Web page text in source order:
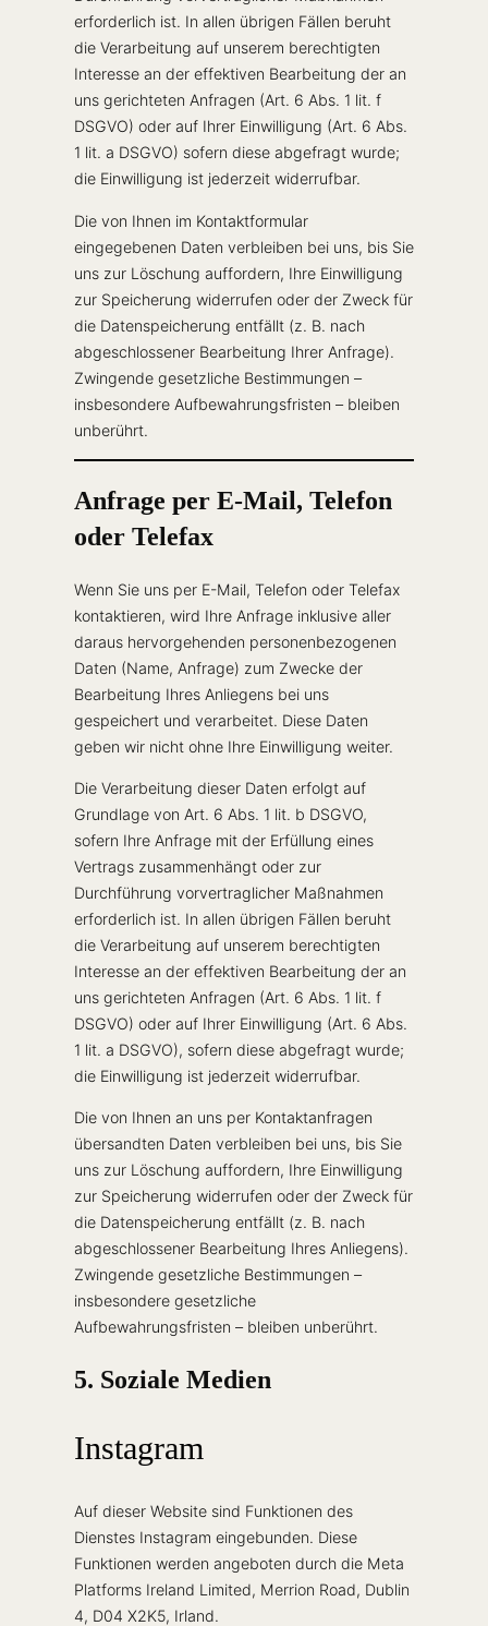
erforderlich ist. In allen übrigen Fällen beruht
die Verarbeitung auf unserem berechtigten
Interesse an der effektiven Bearbeitung der an
uns gerichteten Anfragen (Art. 6 Abs. 1 lit. f
DSGVO) oder auf Ihrer Einwilligung (Art. 6 Abs.
1 lit. a DSGVO) sofern diese abgefragt wurde;
die Einwilligung ist jederzeit widerrufbar.
Die von Ihnen im Kontaktformular
eingegebenen Daten verbleiben bei uns, bis Sie
uns zur Löschung auffordern, Ihre Einwilligung
zur Speicherung widerrufen oder der Zweck für
die Datenspeicherung entfällt (z. B. nach
abgeschlossener Bearbeitung Ihrer Anfrage).
Zwingende gesetzliche Bestimmungen –
insbesondere Aufbewahrungsfristen – bleiben
unberührt.
Anfrage per E-Mail, Telefon
oder Telefax
Wenn Sie uns per E-Mail, Telefon oder Telefax
kontaktieren, wird Ihre Anfrage inklusive aller
daraus hervorgehenden personenbezogenen
Daten (Name, Anfrage) zum Zwecke der
Bearbeitung Ihres Anliegens bei uns
gespeichert und verarbeitet. Diese Daten
geben wir nicht ohne Ihre Einwilligung weiter.
Die Verarbeitung dieser Daten erfolgt auf
Grundlage von Art. 6 Abs. 1 lit. b DSGVO,
sofern Ihre Anfrage mit der Erfüllung eines
Vertrags zusammenhängt oder zur
Durchführung vorvertraglicher Maßnahmen
erforderlich ist. In allen übrigen Fällen beruht
die Verarbeitung auf unserem berechtigten
Interesse an der effektiven Bearbeitung der an
uns gerichteten Anfragen (Art. 6 Abs. 1 lit. f
DSGVO) oder auf Ihrer Einwilligung (Art. 6 Abs.
1 lit. a DSGVO), sofern diese abgefragt wurde;
die Einwilligung ist jederzeit widerrufbar.
Die von Ihnen an uns per Kontaktanfragen
übersandten Daten verbleiben bei uns, bis Sie
uns zur Löschung auffordern, Ihre Einwilligung
zur Speicherung widerrufen oder der Zweck für
die Datenspeicherung entfällt (z. B. nach
abgeschlossener Bearbeitung Ihres Anliegens).
Zwingende gesetzliche Bestimmungen –
insbesondere gesetzliche
Aufbewahrungsfristen – bleiben unberührt.
5. Soziale Medien
Instagram
Auf dieser Website sind Funktionen des
Dienstes Instagram eingebunden. Diese
Funktionen werden angeboten durch die Meta
Platforms Ireland Limited, Merrion Road, Dublin
4, D04 X2K5, Irland.